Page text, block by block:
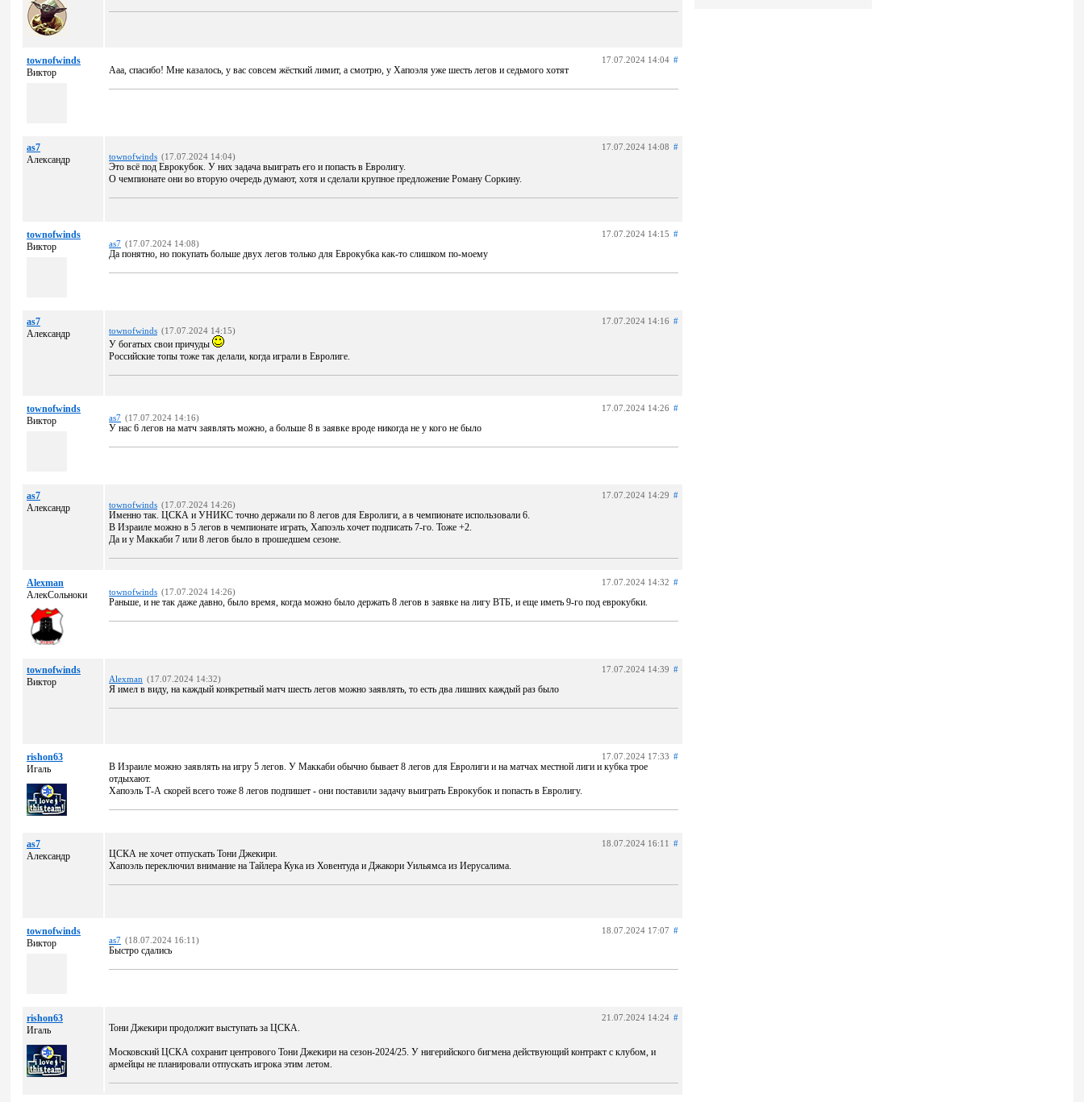
townofwinds
Виктор
17.07.2024 14:04 #
Ааа, спасибо! Мне казалось, у вас совсем жёсткий лимит, а смотрю, у Хапоэля уже шесть легов и седьмого хотят
as7
Александр
17.07.2024 14:08 #
townofwinds (17.07.2024 14:04)
Это всё под Еврокубок. У них задача выиграть его и попасть в Евролигу.
О чемпионате они во вторую очередь думают, хотя и сделали крупное предложение Роману Соркину.
townofwinds
Виктор
17.07.2024 14:15 #
as7 (17.07.2024 14:08)
Да понятно, но покупать больше двух легов только для Еврокубка как-то слишком по-моему
as7
Александр
17.07.2024 14:16 #
townofwinds (17.07.2024 14:15)
У богатых свои причуды
Российские топы тоже так делали, когда играли в Евролиге.
townofwinds
Виктор
17.07.2024 14:26 #
as7 (17.07.2024 14:16)
У нас 6 легов на матч заявлять можно, а больше 8 в заявке вроде никогда не у кого не было
as7
Александр
17.07.2024 14:29 #
townofwinds (17.07.2024 14:26)
Именно так. ЦСКА и УНИКС точно держали по 8 легов для Евролиги, а в чемпионате использовали 6.
В Израиле можно в 5 легов в чемпионате играть, Хапоэль хочет подписать 7-го. Тоже +2.
Да и у Маккаби 7 или 8 легов было в прошедшем сезоне.
Alexman
АлекСольноки
17.07.2024 14:32 #
townofwinds (17.07.2024 14:26)
Раньше, и не так даже давно, было время, когда можно было держать 8 легов в заявке на лигу ВТБ, и еще иметь 9-го под еврокубки.
townofwinds
Виктор
17.07.2024 14:39 #
Alexman (17.07.2024 14:32)
Я имел в виду, на каждый конкретный матч шесть легов можно заявлять, то есть два лишних каждый раз было
rishon63
Игаль
17.07.2024 17:33 #
В Израиле можно заявлять на игру 5 легов. У Маккаби обычно бывает 8 легов для Евролиги и на матчах местной лиги и кубка трое
отдыхают.
Хапоэль Т-А скорей всего тоже 8 легов подпишет - они поставили задачу выиграть Еврокубок и попасть в Евролигу.
as7
Александр
18.07.2024 16:11 #
ЦСКА не хочет отпускать Тони Джекири.
Хапоэль переключил внимание на Тайлера Кука из Ховентуда и Джакори Уильямса из Иерусалима.
townofwinds
Виктор
18.07.2024 17:07 #
as7 (18.07.2024 16:11)
Быстро сдались
rishon63
Игаль
21.07.2024 14:24 #
Тони Джекири продолжит выступать за ЦСКА.
Московский ЦСКА сохранит центрового Тони Джекири на сезон-2024/25. У нигерийского бигмена действующий контракт с клубом, и
армейцы не планировали отпускать игрока этим летом.